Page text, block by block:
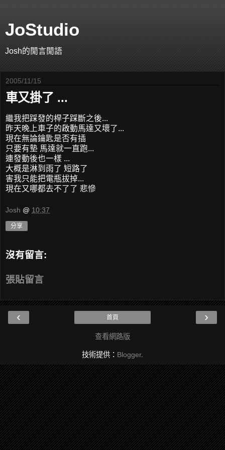
JoStudio
Josh的閒言閒語
2005/11/15
車又掛了 ...
繼我把踩發的桿子踩斷之後...
昨天晚上車子的啟動馬達又壞了...
現在無論鑰匙是否有插
只要有墊 馬達就一直跑...
連發動後也一樣 ...
大概是淋到雨了 短路了
害我只能把電瓶拔掉...
現在又哪都去不了了 悲慘
Josh @ 10:37
分享
沒有留言:
張貼留言
‹ ›
首頁
查看網路版
技術提供： Blogger.